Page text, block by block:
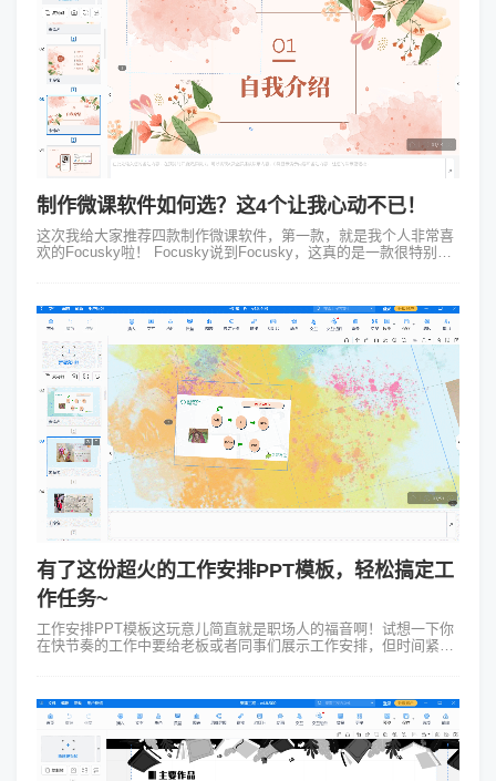
制作微课软件如何选？这4个让我心动不已！
这次我给大家推荐四款制作微课软件，第一款，就是我个人非常喜
欢的Focusky啦！ Focusky说到Focusky，这真的是一款很特别的
有了这份超火的工作安排PPT模板，轻松搞定工
作任务~
工作安排PPT模板这玩意儿简直就是职场人的福音啊！试想一下你
在快节奏的工作中要给老板或者同事们展示工作安排，但时间紧迫